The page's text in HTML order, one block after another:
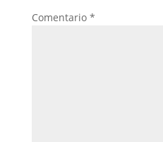
Comentario *